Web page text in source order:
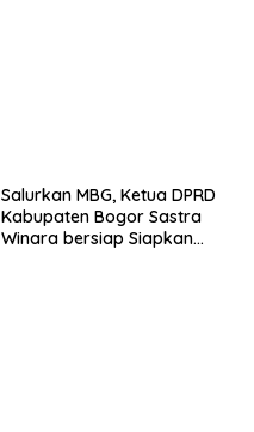
Salurkan MBG, Ketua DPRD
Kabupaten Bogor Sastra
Winara bersiap Siapkan